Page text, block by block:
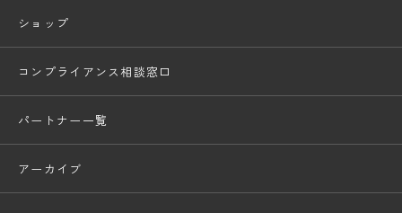
ショップ
コンプライアンス相談窓口
パートナー一覧
アーカイブ